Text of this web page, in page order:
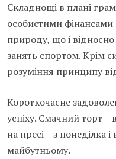
Складнощі в плані
особистими
природу, що і
занять спортом. Крім
розуміння принципу
Короткочасне
успіху. Смачний торт –
на пресі – з понеділка
майбутньому.